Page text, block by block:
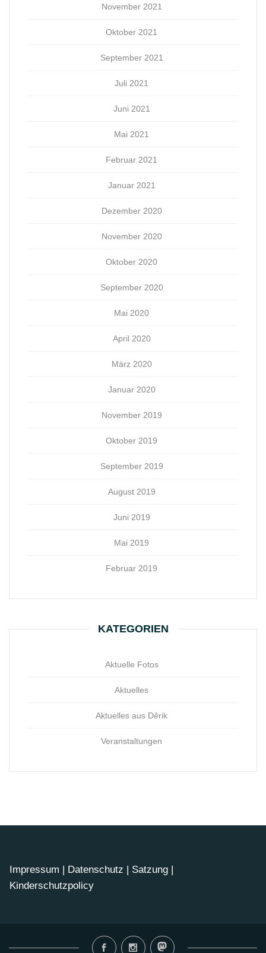
November 2021
Oktober 2021
September 2021
Juli 2021
Juni 2021
Mai 2021
Februar 2021
Januar 2021
Dezember 2020
November 2020
Oktober 2020
September 2020
Mai 2020
April 2020
März 2020
Januar 2020
November 2019
Oktober 2019
September 2019
August 2019
Juni 2019
Mai 2019
Februar 2019
KATEGORIEN
Aktuelle Fotos
Aktuelles
Aktuelles aus Dêrik
Veranstaltungen
Impressum | Datenschutz | Satzung |
Kinderschutzpolicy